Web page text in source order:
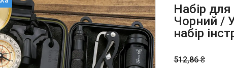
Набір
Чорний /
набір
512,86 ₴